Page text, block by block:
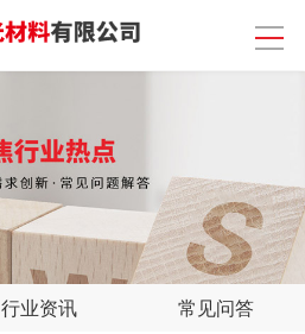
行业资讯 常见问答